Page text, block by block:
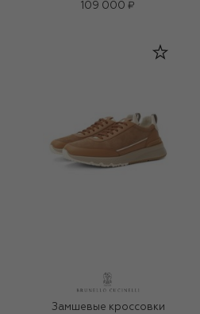
109 000 ₽
Замшевые кроссовки